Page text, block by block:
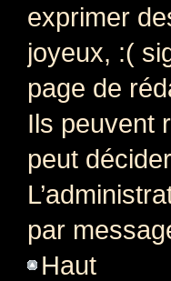
exprimer
joyeux, :(
page de
Ils peuvent
peut
par
Haut